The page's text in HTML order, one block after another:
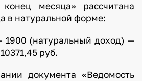
месяца» рассчитана
в натуральной форме:
1900 (натуральный доход) —
руб.
документа «Ведомость